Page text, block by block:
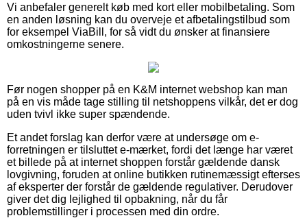
Vi anbefaler generelt køb med kort eller mobilbetaling. Som
en anden løsning kan du overveje et afbetalingstilbud som
for eksempel ViaBill, for så vidt du ønsker at finansiere
omkostningerne senere.
Før nogen shopper på en K&M internet webshop kan man
på en vis måde tage stilling til netshoppens vilkår, det er dog
uden tvivl ikke super spændende.
Et andet forslag kan derfor være at undersøge om e-
forretningen er tilsluttet e-mærket, fordi det længe har været
et billede på at internet shoppen forstår gældende dansk
lovgivning, foruden at online butikken rutinemæssigt efterses
af eksperter der forstår de gældende regulativer. Derudover
giver det dig lejlighed til opbakning, når du får
problemstillinger i processen med din ordre.